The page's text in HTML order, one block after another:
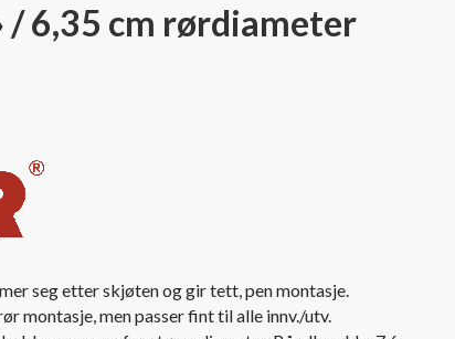
/ 6,35 cm rørdiameter
seg etter skjøten og gir tett, pen montasje.
montasje, men passer fint til alle innv./utv.